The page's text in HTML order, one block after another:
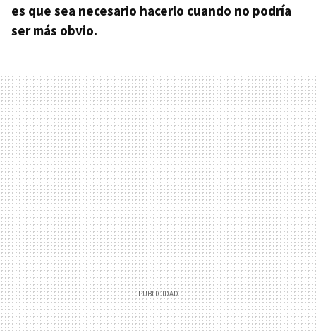
es que sea necesario hacerlo cuando no podría
ser más obvio.